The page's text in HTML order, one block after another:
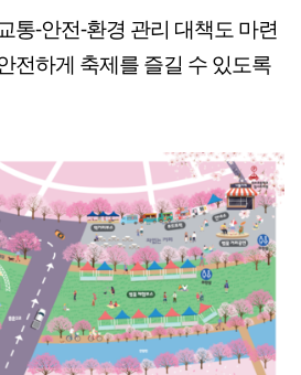
통-안전-환경 관리 대책도 마련
전하게 축제를 즐길 수 있도록